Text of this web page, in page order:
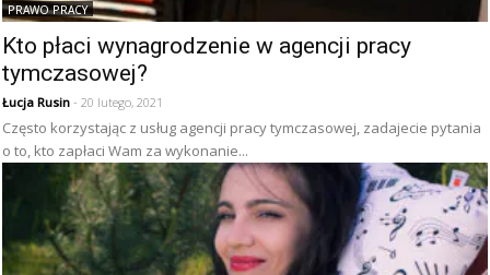
PRAWO PRACY
Kto płaci wynagrodzenie w agencji pracy
tymczasowej?
Łucja Rusin - 20 lutego, 2021
Często korzystając z usług agencji pracy tymczasowej, zadajecie pytania
o to, kto zapłaci Wam za wykonanie...